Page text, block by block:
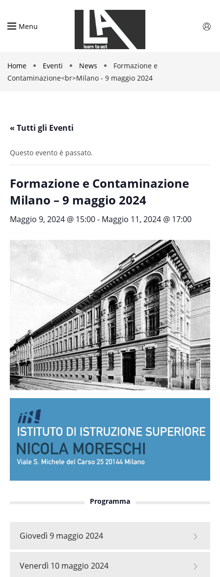
Menu
Home Eventi News
Formazione e
Contaminazione<br>Milano - 9 maggio 2024
« Tutti gli Eventi
Questo evento è passato.
Formazione e Contaminazione
Milano – 9 maggio 2024
Maggio 9, 2024 @ 15:00- Maggio 11, 2024 @ 17:00
Programma
Giovedì 9 maggio 2024
Venerdì 10 maggio 2024